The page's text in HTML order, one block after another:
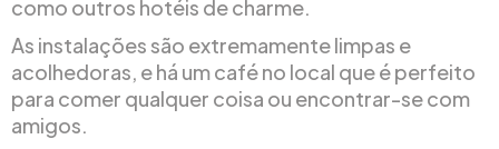
como outros hotéis de charme.
As instalações são extremamente limpas e
acolhedoras, e há um café no local que é perfeito
para comer qualquer coisa ou encontrar-se com
amigos.